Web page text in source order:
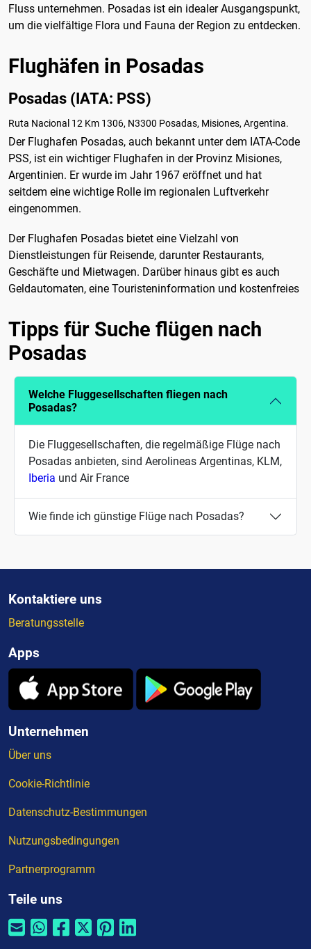
Fluss unternehmen. Posadas ist ein idealer Ausgangspunkt,
um die vielfältige Flora und Fauna der Region zu entdecken.
Flughäfen in Posadas
Posadas (IATA: PSS)
Ruta Nacional 12 Km 1306, N3300 Posadas, Misiones, Argentina.
Der Flughafen Posadas, auch bekannt unter dem IATA-Code
PSS, ist ein wichtiger Flughafen in der Provinz Misiones,
Argentinien. Er wurde im Jahr 1967 eröffnet und hat
seitdem eine wichtige Rolle im regionalen Luftverkehr
eingenommen.
Der Flughafen Posadas bietet eine Vielzahl von
Dienstleistungen für Reisende, darunter Restaurants,
Geschäfte und Mietwagen. Darüber hinaus gibt es auch
Geldautomaten, eine Touristeninformation und kostenfreies
Tipps für Suche flügen nach
Posadas
Welche Fluggesellschaften fliegen nach
Posadas?
Die Fluggesellschaften, die regelmäßige Flüge nach
Posadas anbieten, sind Aerolineas Argentinas, KLM,
Iberia und Air France
Wie finde ich günstige Flüge nach Posadas?
Kontaktiere uns
Beratungsstelle
Apps
Unternehmen
Über uns
Cookie-Richtlinie
Datenschutz-Bestimmungen
Nutzungsbedingungen
Partnerprogramm
Teile uns